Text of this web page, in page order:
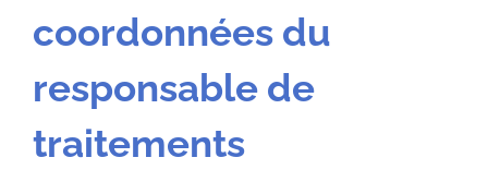
coordonnées du
responsable de
traitements